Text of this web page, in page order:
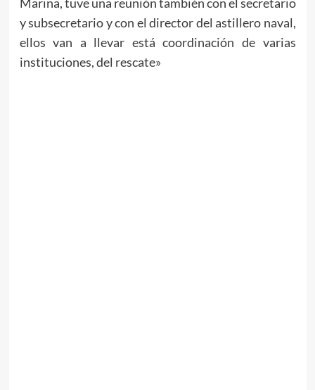
y subsecretario y con el director del astillero naval,
ellos van a llevar está coordinación de varias
instituciones, del rescate»